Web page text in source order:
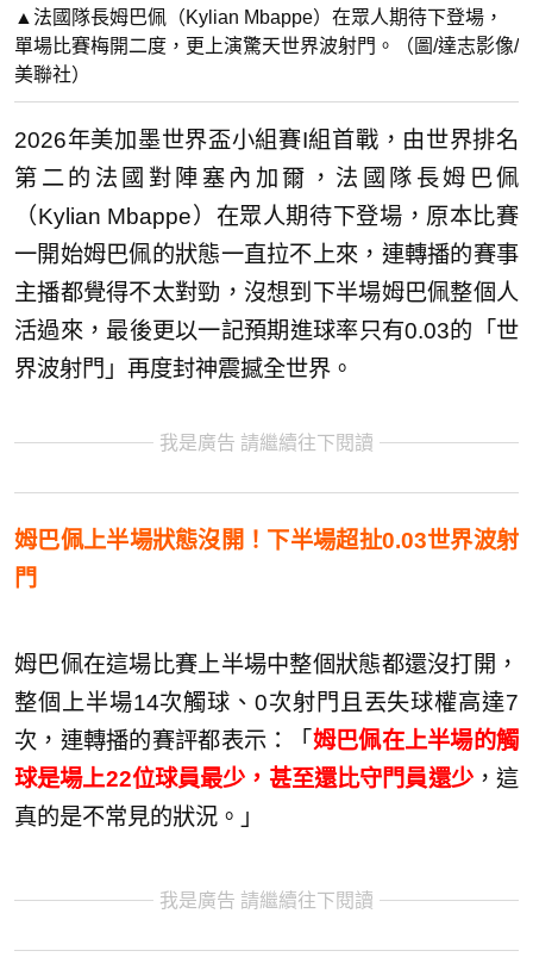
▲法國隊長姆巴佩（Kylian Mbappe）在眾人期待下登場，
單場比賽梅開二度，更上演驚天世界波射門。（圖/達志影像/
美聯社）
2026年美加墨世界盃小組賽I組首戰，由世界排名
第二的法國對陣塞內加爾，法國隊長姆巴佩
（Kylian Mbappe）在眾人期待下登場，原本比賽
一開始姆巴佩的狀態一直拉不上來，連轉播的賽事
主播都覺得不太對勁，沒想到下半場姆巴佩整個人
活過來，最後更以一記預期進球率只有0.03的「世
界波射門」再度封神震撼全世界。
我是廣告 請繼續往下閱讀
姆巴佩上半場狀態沒開！下半場超扯0.03世界波射
門
姆巴佩在這場比賽上半場中整個狀態都還沒打開，
整個上半場14次觸球、0次射門且丟失球權高達7
次，連轉播的賽評都表示：「 姆巴佩在上半場的觸
球是場上22位球員最少，甚至還比守門員還少，這
真的是不常見的狀況。」
我是廣告 請繼續往下閱讀